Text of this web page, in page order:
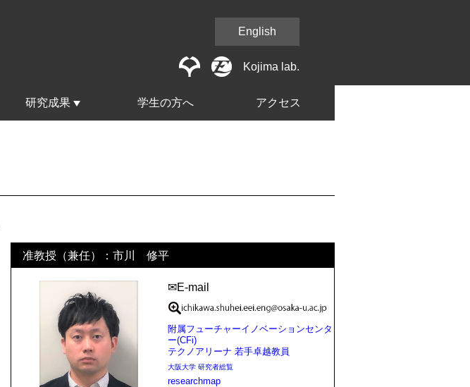
English
Kojima lab.
研究成果 学生の方へ アクセス
准教授（兼任）：市川 修平
✉E-mail
附属フューチャーイノベーションセンタ
ー(CFi)
テクノアリーナ 若手卓越教員
大阪大学 研究者総覧
researchmap